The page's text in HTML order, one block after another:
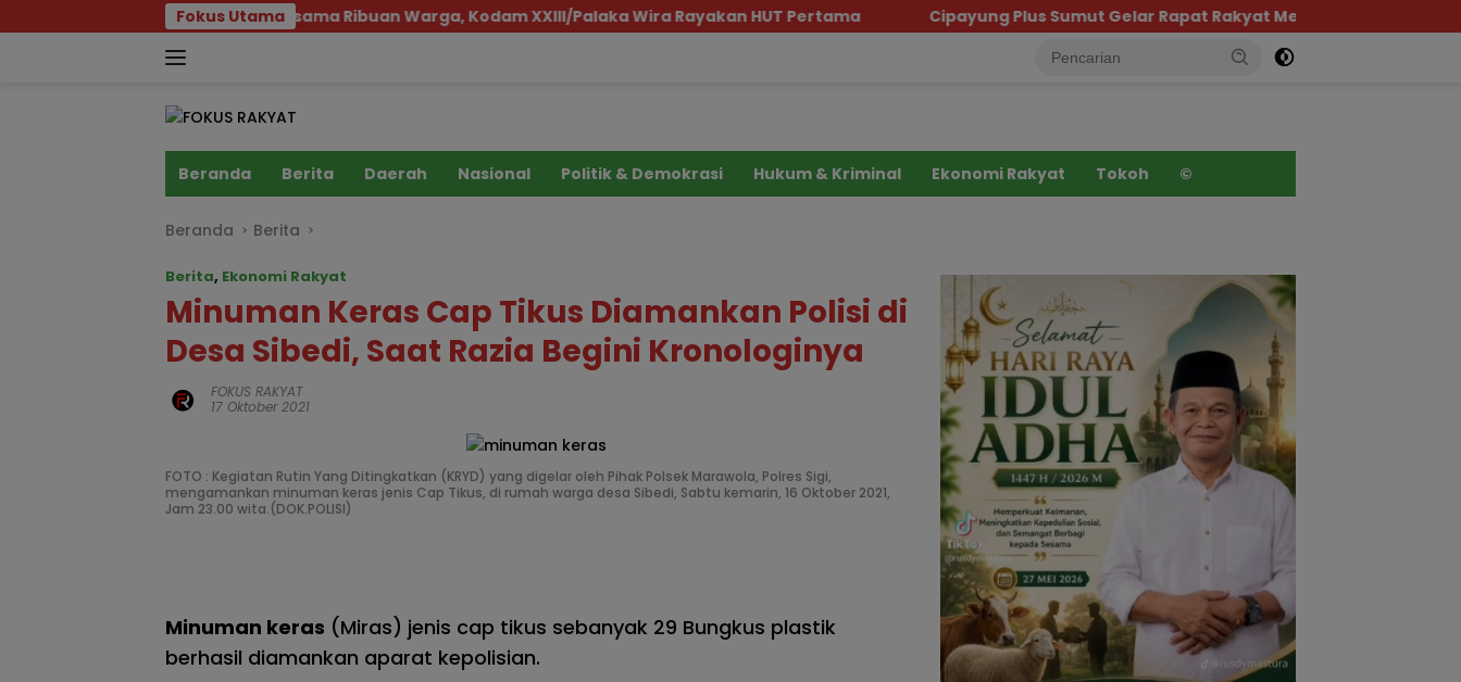
ke
Fokus Utama
Gowes Bersama Ribuan Warga, Kodam XXIII/Palaka Wira Rayakan HUT Pertama Cipayung Plus Sumut Gelar Rapat Rakyat Melawan Narkoba, Libatkan 500
Beranda Berita Daerah Nasional Politik & Demokrasi Hukum & Kriminal Ekonomi Rakyat Tokoh ©
Beranda Berita
Berita, Ekonomi Rakyat
Minuman Keras Cap Tikus Diamankan Polisi di
Desa Sibedi, Saat Razia Begini Kronologinya
FOKUS RAKYAT
17 Oktober 2021
FOTO : Kegiatan Rutin Yang Ditingkatkan (KRYD) yang digelar oleh Pihak Polsek Marawola, Polres Sigi,
mengamankan minuman keras jenis Cap Tikus, di rumah warga desa Sibedi, Sabtu kemarin, 16 Oktober 2021,
Jam 23.00 wita.(DOK.POLISI)
Minuman keras (Miras) jenis cap tikus sebanyak 29 Bungkus plastik
berhasil diamankan aparat kepolisian.